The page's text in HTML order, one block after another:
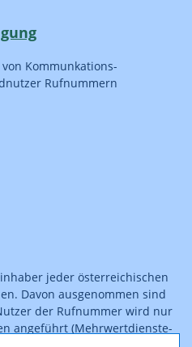
Kommunkations­
Rufnummern
jeder österreichischen
Davon ausgenommen sind
der Rufnummer wird nur
angeführt (Mehrwertdienste­